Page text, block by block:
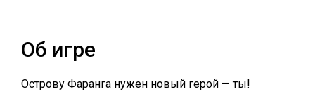
Об игре
Острову Фаранга нужен новый герой — ты!